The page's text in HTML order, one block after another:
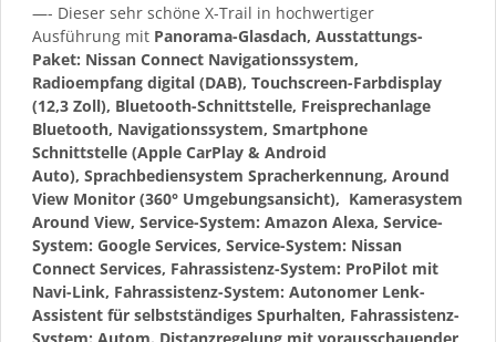
—- Dieser sehr schöne X-Trail in hochwertiger
Ausführung mit Panorama-Glasdach, Ausstattungs-
Paket: Nissan Connect Navigationssystem,
Radioempfang digital (DAB), Touchscreen-Farbdisplay
(12,3 Zoll), Bluetooth-Schnittstelle, Freisprechanlage
Bluetooth, Navigationssystem, Smartphone
Schnittstelle (Apple CarPlay & Android
Auto), Sprachbediensystem Spracherkennung, Around
View Monitor (360° Umgebungsansicht), Kamerasystem
Around View, Service-System: Amazon Alexa, Service-
System: Google Services, Service-System: Nissan
Connect Services, Fahrassistenz-System: ProPilot mit
Navi-Link, Fahrassistenz-System: Autonomer Lenk-
Assistent für selbstständiges Spurhalten, Fahrassistenz-
System: Autom. Distanzregelung mit vorausschauender